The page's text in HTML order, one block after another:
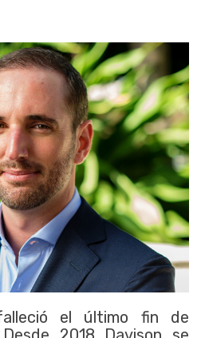
el último fin de